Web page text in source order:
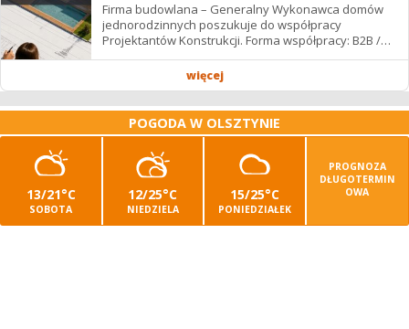
Firma budowlana – Generalny Wykonawca domów
jednorodzinnych poszukuje do współpracy
Projektantów Konstrukcji. Forma współpracy: B2B /
podwykonawstwo – zdalnie. Wynagrodzenie: ✔
więcej
POGODA W OLSZTYNIE
13/21°C
SOBOTA
12/25°C
NIEDZIELA
15/25°C
PONIEDZIAŁEK
PROGNOZA
DŁUGOTERMIN
OWA